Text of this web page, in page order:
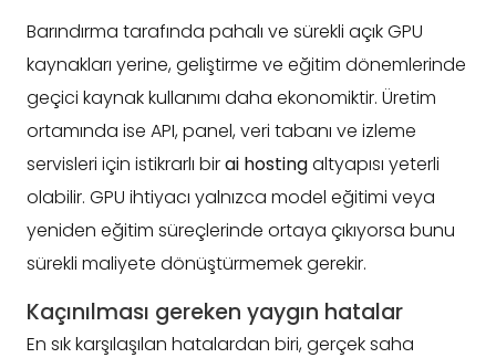
Barındırma tarafında pahalı ve sürekli açık GPU
kaynakları yerine, geliştirme ve eğitim dönemlerinde
geçici kaynak kullanımı daha ekonomiktir. Üretim
ortamında ise API, panel, veri tabanı ve izleme
servisleri için istikrarlı birai hostingaltyapısı yeterli
olabilir. GPU ihtiyacı yalnızca model eğitimi veya
yeniden eğitim süreçlerinde ortaya çıkıyorsa bunu
sürekli maliyete dönüştürmemek gerekir.
Kaçınılması gereken yaygın hatalar
En sık karşılaşılan hatalardan biri, gerçek saha